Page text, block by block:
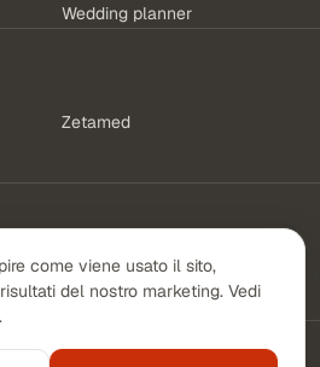
Wedding planner
Zetamed
come viene usato il sito,
del nostro marketing. Vedi
.